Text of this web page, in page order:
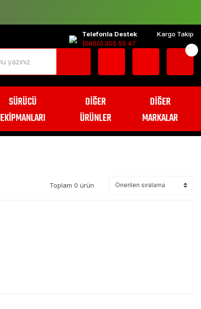
Telefonla Destek
(0850) 305 55 47
Kargo Takip
SÜRÜCÜ
EKİPMANLARI
DİĞER
ÜRÜNLER
DİĞER
MARKALAR
Toplam 0 ürün